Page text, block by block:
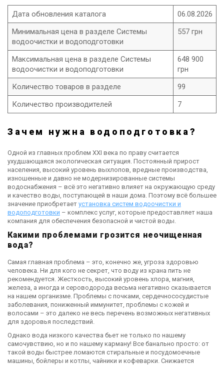
Каталог товаров Filtrons
Дата обновления каталога
06.08.2026
Минимальная цена в разделе Системы
водоочистки и водоподготовки
557 грн
Максимальная цена в разделе Системы
водоочистки и водоподготовки
648 900
грн
Количество товаров в разделе
99
Количество производителей
7
Зачем нужна водоподготовка?
Одной из главных проблем XXI века по праву считается
ухудшающаяся экологическая ситуация. Постоянный прирост
населения, высокий уровень выхлопов, вредные производства,
изношенные и давно не модернизированные системы
водоснабжения – всё это негативно влияет на окружающую среду
и качество воды, поступающей в наши дома. Поэтому всё большее
значение приобретает установка систем водоочистки и
водоподготовки – комплекс услуг, которые предоставляет наша
компания для обеспечения безопасной и чистой воды.
Какими проблемами грозится неочищенная
вода?
Самая главная проблема – это, конечно же, угроза здоровью
человека. Ни для кого не секрет, что воду из крана пить не
рекомендуется. Жесткость, высокий уровень хлора, магния,
железа, а иногда и сероводорода весьма негативно сказывается
на нашем организме. Проблемы с почками, сердечнососудистые
заболевания, пониженный иммунитет, проблемы с кожей и
волосами – это далеко не весь перечень возможных негативных
для здоровья последствий.
Однако вода низкого качества бьет не только по нашему
самочувствию, но и по нашему карману! Все банально просто: от
такой воды быстрее ломаются стиральные и посудомоечные
машины, бойлеры и котлы, чайники и кофеварки. Снижается